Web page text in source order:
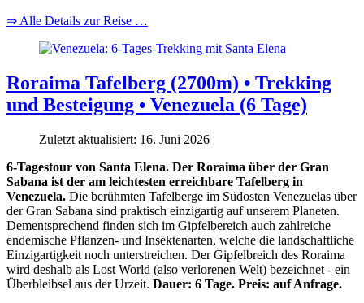
⇒ Alle Details zur Reise …
Roraima Tafelberg (2700m) • Trekking
und Besteigung • Venezuela (6 Tage)
Zuletzt aktualisiert: 16. Juni 2026
6-Tagestour von Santa Elena. Der Roraima über der Gran
Sabana ist der am leichtesten erreichbare Tafelberg in
Venezuela. Die berühmten Tafelberge im Südosten Venezuelas über
der Gran Sabana sind praktisch einzigartig auf unserem Planeten.
Dementsprechend finden sich im Gipfelbereich auch zahlreiche
endemische Pflanzen- und Insektenarten, welche die landschaftliche
Einzigartigkeit noch unterstreichen. Der Gipfelbreich des Roraima
wird deshalb als Lost World (also verlorenen Welt) bezeichnet - ein
Überbleibsel aus der Urzeit. Dauer: 6 Tage. Preis: auf Anfrage.